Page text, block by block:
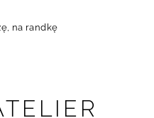
na randkę